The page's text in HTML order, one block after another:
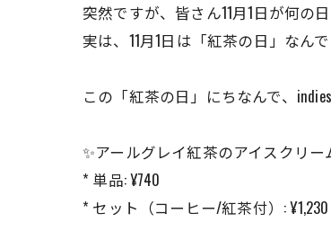
突然ですが、皆さん11月1日が何の
実は、11月1日は「紅茶の日」なんで
この「紅茶の日」にちなんで、
✨アールグレイ紅茶のアイスクリー
* 単品: ¥740
* セット（コーヒー/紅茶付）: ¥1,230